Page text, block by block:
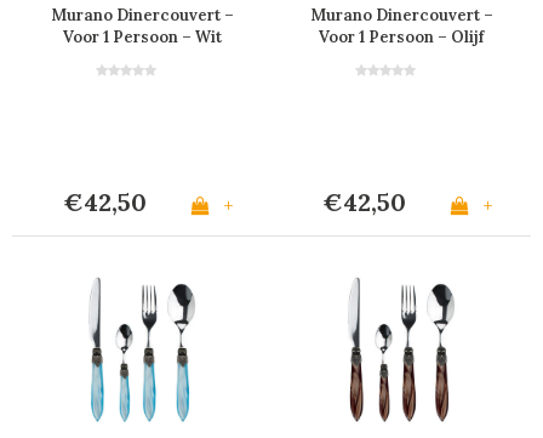
Murano Dinercouvert –
Voor 1 Persoon – Wit
€42,50 +
Murano Dinercouvert –
Voor 1 Persoon – Olijf
€42,50 +